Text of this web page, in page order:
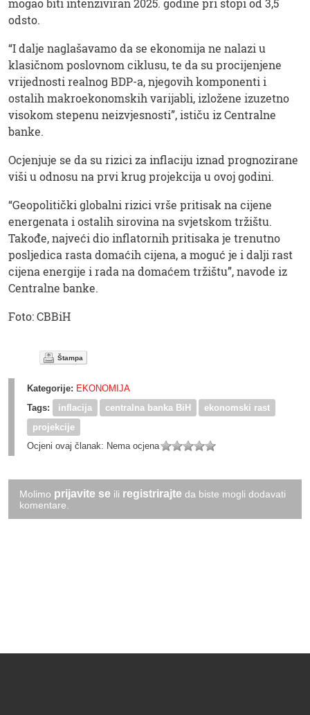
mogao biti intenziviran 2025. godine pri stopi od 3,5
odsto.
“I dalje naglašavamo da se ekonomija ne nalazi u
klasičnom poslovnom ciklusu, te da su procijenjene
vrijednosti realnog BDP-a, njegovih komponenti i
ostalih makroekonomskih varijabli, izložene izuzetno
visokom stepenu neizvjesnosti”, ističu iz Centralne
banke.
Ocjenjuje se da su rizici za inflaciju iznad prognozirane
viši u odnosu na prvi krug projekcija u ovoj godini.
“Geopolitički globalni rizici vrše pritisak na cijene
energenata i ostalih sirovina na svjetskom tržištu.
Takođe, najveći dio inflatornih pritisaka je trenutno
posljedica rasta domaćih cijena, a moguć je i dalji rast
cijena energije i rada na domaćem tržištu”, navode iz
Centralne banke.
Foto: CBBiH
Štampa
Kategorije: EKONOMIJA
Tags:
inflacija centralna banka BiH
ekonomski rast
projekcije
Ocjeni ovaj članak: Nema ocjena
Molimo prijavite se ili registrirajte da biste mogli dodavati
komentare.